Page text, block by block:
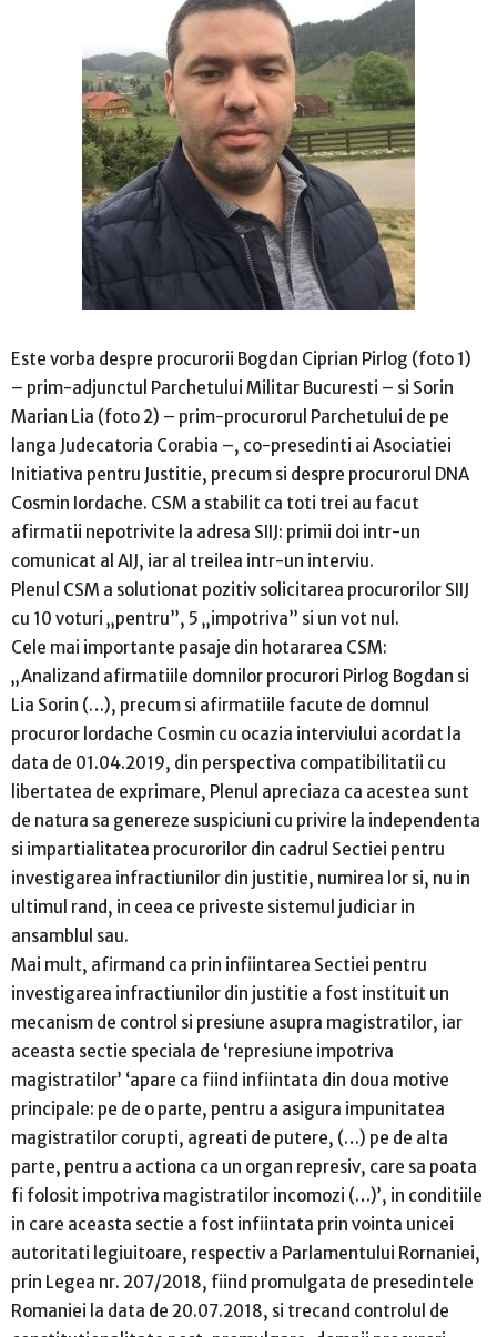
Este vorba despre procurorii Bogdan Ciprian Pirlog (foto 1)
– prim-adjunctul Parchetului Militar Bucuresti – si Sorin
Marian Lia (foto 2) – prim-procurorul Parchetului de pe
langa Judecatoria Corabia –, co-presedinti ai Asociatiei
Initiativa pentru Justitie, precum si despre procurorul DNA
Cosmin Iordache. CSM a stabilit ca toti trei au facut
afirmatii nepotrivite la adresa SIIJ: primii doi intr-un
comunicat al AIJ, iar al treilea intr-un interviu.
Plenul CSM a solutionat pozitiv solicitarea procurorilor SIIJ
cu 10 voturi „pentru”, 5 „impotriva” si un vot nul.
Cele mai importante pasaje din hotararea CSM:
„Analizand afirmatiile domnilor procurori Pirlog Bogdan si
Lia Sorin (…), precum si afirmatiile facute de domnul
procuror lordache Cosmin cu ocazia interviului acordat la
data de 01.04.2019, din perspectiva compatibilitatii cu
libertatea de exprimare, Plenul apreciaza ca acestea sunt
de natura sa genereze suspiciuni cu privire la independenta
si impartialitatea procurorilor din cadrul Sectiei pentru
investigarea infractiunilor din justitie, numirea lor si, nu in
ultimul rand, in ceea ce priveste sistemul judiciar in
ansamblul sau.
Mai mult, afirmand ca prin infiintarea Sectiei pentru
investigarea infractiunilor din justitie a fost instituit un
mecanism de control si presiune asupra magistratilor, iar
aceasta sectie speciala de ‘represiune impotriva
magistratilor’ ‘apare ca fiind infiintata din doua motive
principale: pe de o parte, pentru a asigura impunitatea
magistratilor corupti, agreati de putere, (…) pe de alta
parte, pentru a actiona ca un organ represiv, care sa poata
fi folosit impotriva magistratilor incomozi (…)’, in conditiile
in care aceasta sectie a fost infiintata prin vointa unicei
autoritati legiuitoare, respectiv a Parlamentului Rornaniei,
prin Legea nr. 207/2018, fiind promulgata de presedintele
Romaniei la data de 20.07.2018, si trecand controlul de